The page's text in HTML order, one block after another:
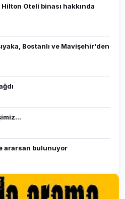
Oteli binası hakkında
Bostanlı ve Mavişehir'den
ararsan bulunuyor